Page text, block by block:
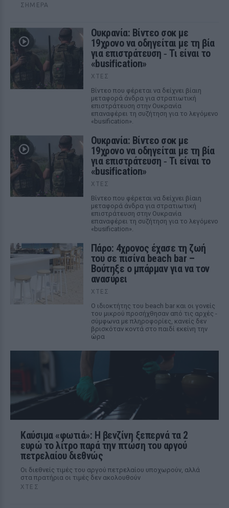
ΣΉΜΕΡΑ
Ουκρανία: Βίντεο σοκ με
19χρονο να οδηγείται με τη βία
για επιστράτευση ‑ Τι είναι το
«busification»
ΧΤΕΣ
Βίντεο που φέρεται να δείχνει βίαιη
μεταφορά άνδρα για στρατιωτική
επιστράτευση στην Ουκρανία
επαναφέρει τη συζήτηση για το λεγόμενο
«busification».
Ουκρανία: Βίντεο σοκ με
19χρονο να οδηγείται με τη βία
για επιστράτευση ‑ Τι είναι το
«busification»
ΧΤΕΣ
Βίντεο που φέρεται να δείχνει βίαιη
μεταφορά άνδρα για στρατιωτική
επιστράτευση στην Ουκρανία
επαναφέρει τη συζήτηση για το λεγόμενο
«busification».
Πάρο: 4χρονος έχασε τη ζωή
του σε πισίνα beach bar –
Βούτηξε ο μπάρμαν για να τον
ανασύρει
ΧΤΕΣ
Ο ιδιοκτήτης του beach bar και οι γονείς
του μικρού προσήχθησαν από τις αρχές -
σύμφωνα με πληροφορίες, κανείς δεν
βρισκόταν κοντά στο παιδί εκείνη την
ώρα
Καύσιμα «φωτιά»: Η βενζίνη ξεπερνά τα 2
ευρώ το λίτρο παρά την πτώση του αργού
πετρελαίου διεθνώς
Οι διεθνείς τιμές του αργού πετρελαίου υποχωρούν, αλλά
στα πρατήρια οι τιμές δεν ακολουθούν
ΧΤΕΣ